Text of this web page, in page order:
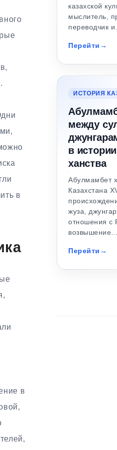
в
в
казахской
мыслитель,
переводчик
Перейти
ИСТОРИЯ
между
в
ханства
Абулмамбет
Казахстана
жуза,
отношения с
возвышение…
Перейти